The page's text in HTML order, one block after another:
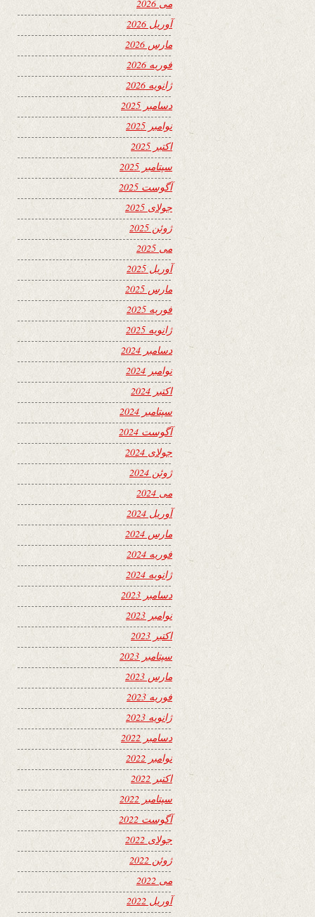
می 2026
آوریل 2026
مارس 2026
فوریه 2026
ژانویه 2026
دسامبر 2025
نوامبر 2025
اکتبر 2025
سپتامبر 2025
آگوست 2025
جولای 2025
ژوئن 2025
می 2025
آوریل 2025
مارس 2025
فوریه 2025
ژانویه 2025
دسامبر 2024
نوامبر 2024
اکتبر 2024
سپتامبر 2024
آگوست 2024
جولای 2024
ژوئن 2024
می 2024
آوریل 2024
مارس 2024
فوریه 2024
ژانویه 2024
دسامبر 2023
نوامبر 2023
اکتبر 2023
سپتامبر 2023
مارس 2023
فوریه 2023
ژانویه 2023
دسامبر 2022
نوامبر 2022
اکتبر 2022
سپتامبر 2022
آگوست 2022
جولای 2022
ژوئن 2022
می 2022
آوریل 2022